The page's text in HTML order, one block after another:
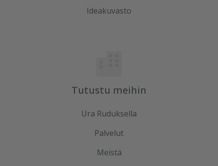
Ideakuvasto
Tutustu meihin
Ura Ruduksella
Palvelut
Meistä